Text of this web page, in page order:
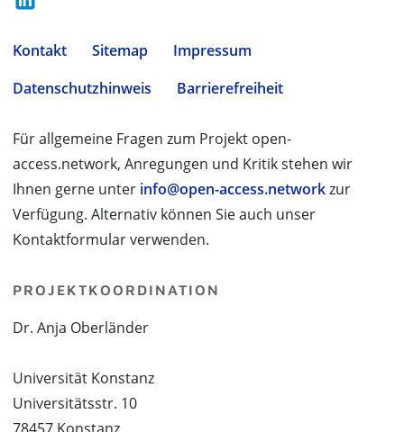
Kontakt Sitemap
Impressum
Datenschutzhinweis
Barrierefreiheit
Für allgemeine Fragen zum Projekt open-
access.network, Anregungen und Kritik stehen wir
Ihnen gerne unter info@open-access.networkzur
Verfügung. Alternativ können Sie auch unser
Kontaktformular verwenden.
PROJEKTKOORDINATION
Dr. Anja Oberländer
Universität Konstanz
Universitätsstr. 10